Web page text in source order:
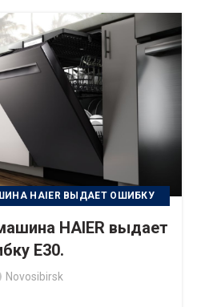
HAIER ВЫДАЕТ ОШИБКУ
HAIER выдает
Е30.
Novosibirsk